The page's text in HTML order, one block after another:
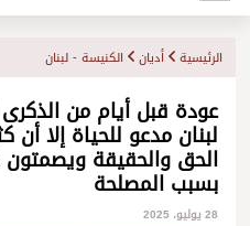
الرئيسية أديان الكنيسة - لبنان
عودة قبل أيام من
لبنان مدعو للحياة إلا
الحق والحقيقة ويصمتون
بسبب المصلحة
28 يوليو، 2025